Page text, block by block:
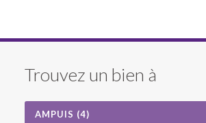
Trouvez un bien à
AMPUIS (4)